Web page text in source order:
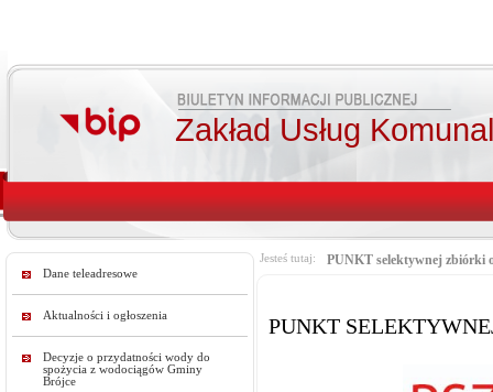
Zakład Usług
Dane teleadresowe
Aktualności i ogłoszenia
Decyzje o przydatności wody do
spożycia z wodociągów Gminy
Brójce
Jesteś tutaj: PUNKT selektywnej zbiórki
PUNKT